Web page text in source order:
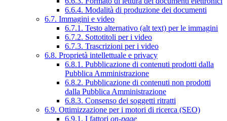
6.6.4. Modalità di produzione dei documenti
6.7. Immagini e video
6.7.1. Testo alternativo (alt text) per le immagini
6.7.2. Sottotitoli per i video
6.7.3. Trascrizioni per i video
6.8. Proprietà intellettuale e privacy
6.8.1. Pubblicazione di contenuti prodotti dalla
Pubblica Amministrazione
6.8.2. Pubblicazione di contenuti non prodotti
dalla Pubblica Amministrazione
6.8.3. Consenso dei soggetti ritratti
6.9. Ottimizzazione per i motori di ricerca (SEO)
6.9.1. I fattori on-page